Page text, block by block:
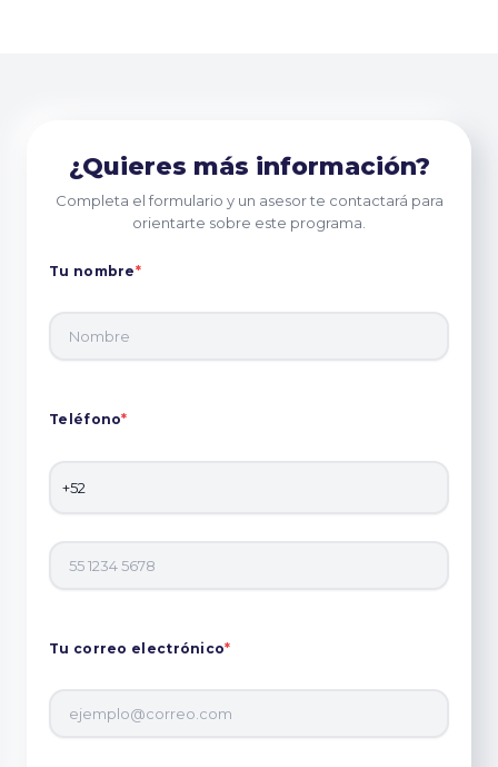
¿Quieres más información?
Completa el formulario y un asesor te contactará para
orientarte sobre este programa.
Tu nombre*
Teléfono*
Tu correo electrónico*